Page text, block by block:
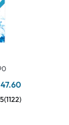
(1122)